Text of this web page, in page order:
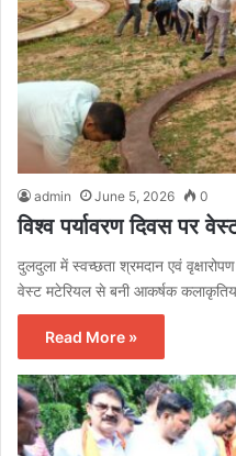
admin June 5, 2026 0
विश्व पर्यावरण दिवस पर
दुलदुला में स्वच्छता श्रमदान एवं
वेस्ट मटेरियल से बनी आकर्षक
Read More »